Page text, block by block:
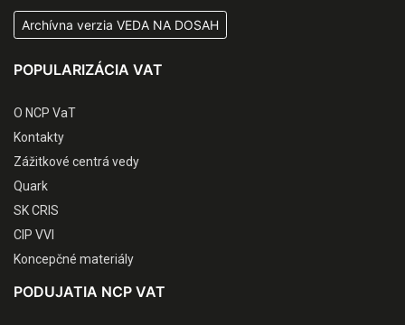
Archívna verzia VEDA NA DOSAH
POPULARIZÁCIA VAT
O NCP VaT
Kontakty
Zážitkové centrá vedy
Quark
SK CRIS
CIP VVI
Koncepčné materiály
PODUJATIA NCP VAT